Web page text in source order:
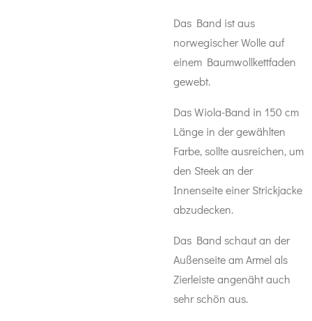
Das Band ist aus
norwegischer Wolle auf
einem Baumwollkettfaden
gewebt.
Das Wiola-Band in 150 cm
Länge in der gewählten
Farbe, sollte ausreichen, um
den Steek an der
Innenseite einer Strickjacke
abzudecken.
Das Band schaut an der
Außenseite am Armel als
Zierleiste angenäht auch
sehr schön aus.